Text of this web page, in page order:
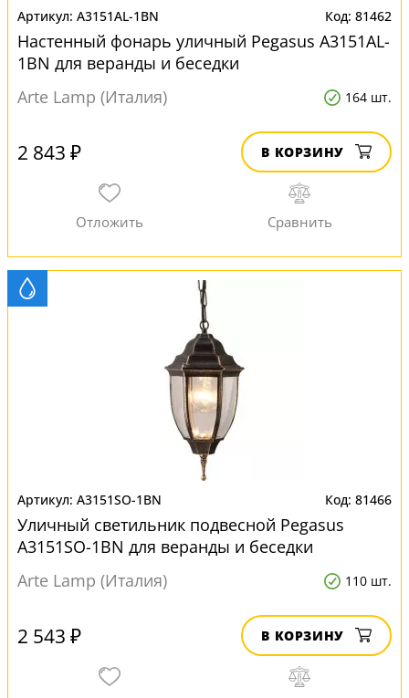
A3151AL-1BN 81462
Настенный фонарь уличный Pegasus A3151AL-
1BN для веранды и беседки
Arte Lamp (Италия)
164 шт.
2 843 ₽ В КОРЗИНУ
A3151SO-1BN 81466
Уличный светильник подвесной Pegasus
A3151SO-1BN для веранды и беседки
Arte Lamp (Италия)
110 шт.
2 543 ₽ В КОРЗИНУ